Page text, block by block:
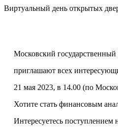
Skip
Виртуальный день открытых
Московский
приглашают всех
21 мая 2023, в 14.00 (по
Хотите стать финансовым
Интересуетесь